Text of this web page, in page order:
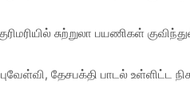
சுற்றுலா பயணிகள்
தேசபக்தி பாடல் உள்ளிட்ட